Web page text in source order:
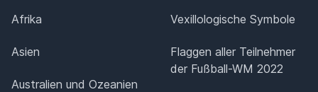
Afrika
Asien
Australien und Ozeanien
Vexillologische Symbole
Flaggen aller Teilnehmer
der Fußball-WM 2022